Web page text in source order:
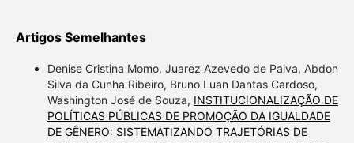
Artigos Semelhantes
Denise Cristina Momo, Juarez Azevedo de Paiva, Abdon
Silva da Cunha Ribeiro, Bruno Luan Dantas Cardoso,
Washington José de Souza, INSTITUCIONALIZAÇÃO DE
POLÍTICAS PÚBLICAS DE PROMOÇÃO DA IGUALDADE
DE GÊNERO: SISTEMATIZANDO TRAJETÓRIAS DE